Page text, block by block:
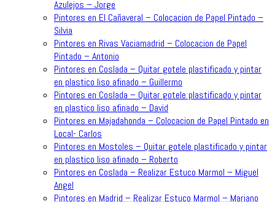
Azulejos – Jorge
Pintores en El Cañaveral – Colocacion de Papel Pintado –
Silvia
Pintores en Rivas Vaciamadrid – Colocacion de Papel
Pintado – Antonio
Pintores en Coslada – Quitar gotele plastificado y pintar
en plastico liso afinado – Guillermo
Pintores en Coslada – Quitar gotele plastificado y pintar
en plastico liso afinado – David
Pintores en Majadahonda – Colocacion de Papel Pintado en
Local- Carlos
Pintores en Mostoles – Quitar gotele plastificado y pintar
en plastico liso afinado – Roberto
Pintores en Coslada – Realizar Estuco Marmol – Miguel
Angel
Pintores en Madrid – Realizar Estuco Marmol – Mariano